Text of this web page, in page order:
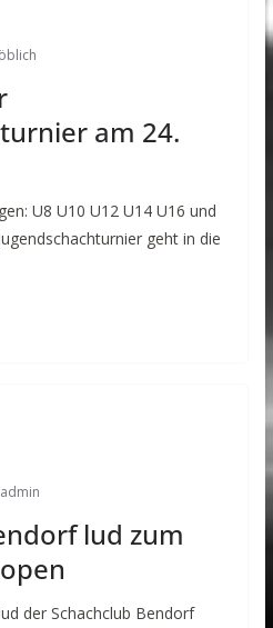
am 24.
U8 U10 U12 U14 U16 und
geht in die
lud zum
der Schachclub Bendorf